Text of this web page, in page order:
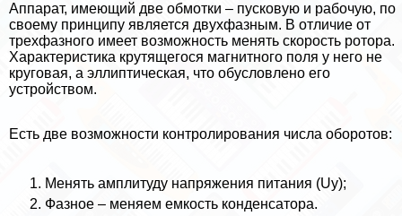
Аппарат, имеющий две обмотки – пусковую и рабочую, по
своему принципу является двухфазным. В отличие от
трехфазного имеет возможность менять скорость ротора.
Хаpaктеристика крутящегося магнитного поля у него не
круговая, а эллиптическая, что обусловлено его
устройством.
Есть две возможности контролирования числа оборотов:
Менять амплитуду напряжения питания (Uy);
Фазное – меняем емкость конденсатора.